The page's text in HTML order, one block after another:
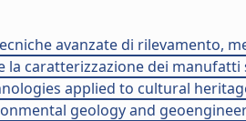
avanzate di rilevamento,
la caratterizzazione dei manufatti
applied to cultural
geology and